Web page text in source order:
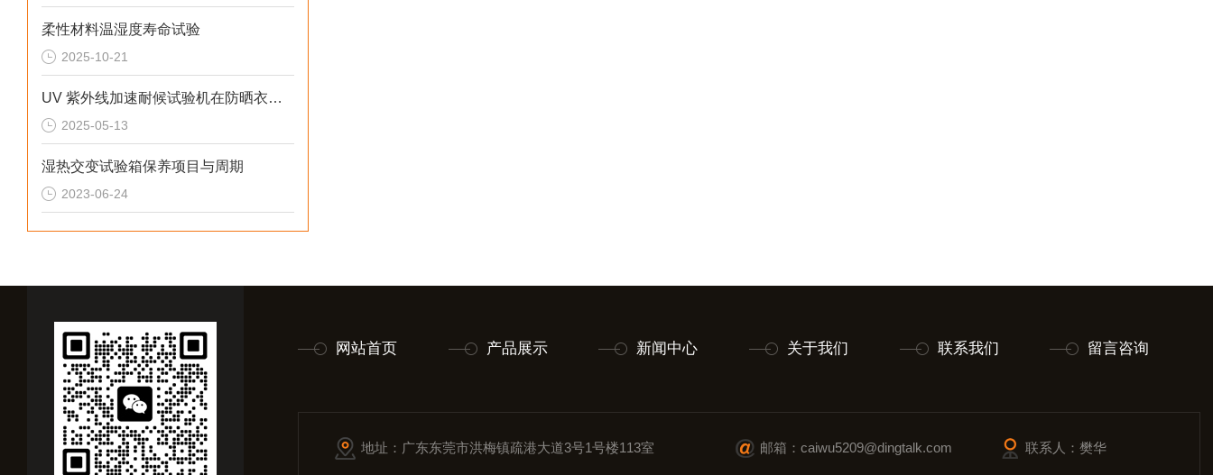
柔性材料温湿度寿命试验
2025-10-21
UV 紫外线加速耐候试验机在防晒衣性能测试中的关键作用
2025-05-13
湿热交变试验箱保养项目与周期
2023-06-24
网站首页 产品展示 新闻中心 关于我们 联系我们 留言咨询
地址：广东东莞市洪梅镇疏港大道3号1号楼113室 邮箱：caiwu5209@dingtalk.com 联系人：樊华